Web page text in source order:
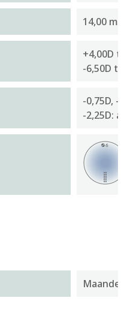
14,00 mm
+4,00D
-6,50D
-0,75D, -
-2,25D: as: